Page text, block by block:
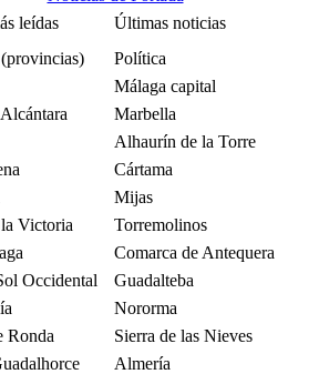
leídas
Últimas noticias
Política
Málaga capital
Marbella
Alhaurín de la Torre
Cártama
Mijas
Victoria
Torremolinos
Comarca de Antequera
Occidental
Guadalteba
Nororma
Ronda
Sierra de las Nieves
Almería